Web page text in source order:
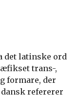
det latinske ord
trans-,
formare, der
dansk refererer